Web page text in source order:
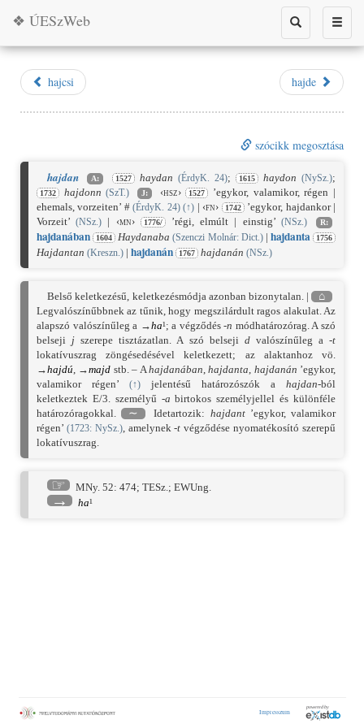
Toggle
Toggle
search
❖ ÚESzWeb
hajcsi hajde
szócikk megosztása
hajdan A: 1527 haydan (ÉrdyK. 24); 1615 haydon (NySz.);
1732 hajdonn (SzT.) J: ‹hsz› 1527
’egykor, valamikor, régen |
ehemals, vorzeiten’ #(ÉrdyK. 24) (↑) | ‹fn› 1742 ’egykor, hajdankor |
Vorzeit’(NSz.) | ‹mn› 1776/ ’régi, elmúlt | einstig’ (NSz.) R:
hajdanában 1604 Haydanaba (Szenczi Molnár: Dict.)| hajdanta 1756
Hajdantan (Kreszn.) | hajdanán 1767 hajdanán (NSz.)
Belső keletkezésű, keletkezésmódja azonban bizonytalan. |
⌂
Legvalószínűbbnek az tűnik, hogy megszilárdult ragos alakulat. Az
alapszó valószínűleg a →ha¹; a végződés-n módhatározórag. A szó
belseji j szerepe tisztázatlan. A szó belseji dvalószínűleg a-t
lokatívuszrag zöngésedésével keletkezett; az alaktanhoz vö.
→hajdú, →majd stb. – Ahajdanában,hajdanta, hajdanán ’egykor,
valamikor régen’ (↑) jelentésű határozószók a hajdan-ból
keletkeztek E/3. személyű -a birtokos személyjellel és különféle
határozóragokkal.
∼ Idetartozik: hajdant’egykor, valamikor
régen’ (1723: NySz.), amelynek-t végződése nyomatékosító szerepű
lokatívuszrag.
☞ MNy. 52: 474;TESz.;EWUng.
→ ha¹